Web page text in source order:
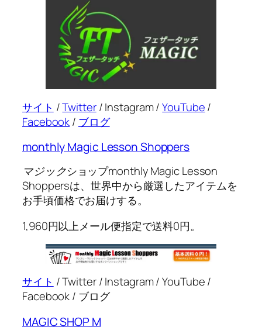
サイト /Twitter/ Instagram /YouTube/
Facebook/ ブログ
monthly Magic Lesson Shoppers
マジックショップmonthly Magic Lesson
Shoppersは、世界中から厳選したアイテムを
お手頃価格でお届けする。
1,960円以上メール便指定で送料0円。
サイト / Twitter / Instagram / YouTube /
Facebook / ブログ
MAGIC SHOP M